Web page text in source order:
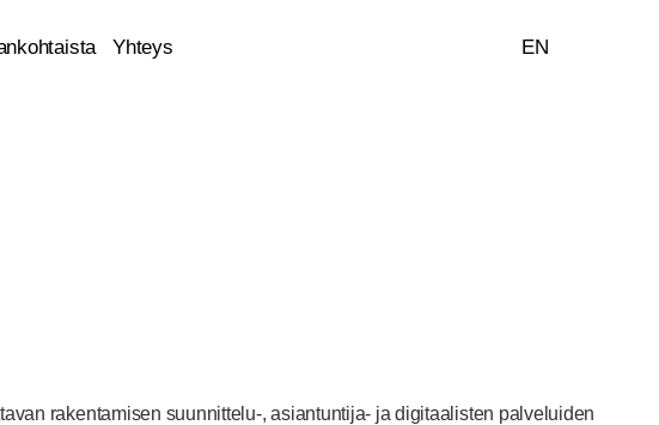
EN
Yhteys
rakentamisen suunnittelu-, asiantuntija- ja digitaalisten palveluiden